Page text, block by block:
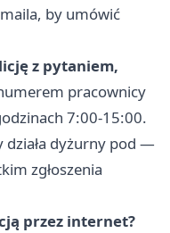
by umówić
z pytaniem,
pracownicy
7:00-15:00.
działa dyżurny pod —
zgłoszenia
przez internet?